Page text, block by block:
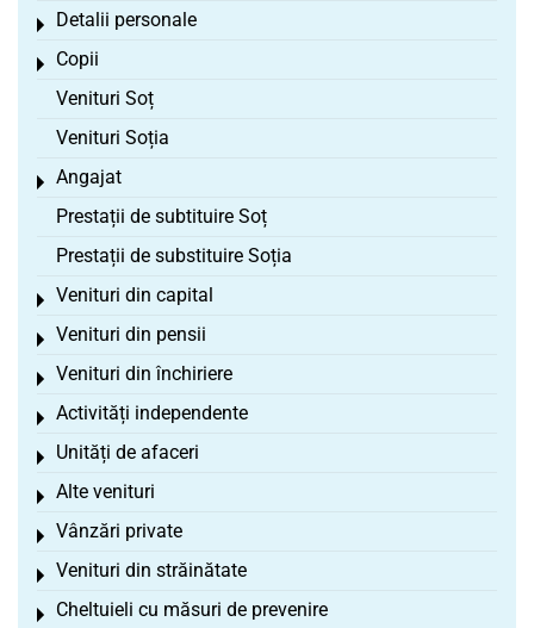
Detalii personale
Toggle menu
Copii
Toggle menu
Venituri Soț
Venituri Soția
Angajat
Toggle menu
Prestații de subtituire Soț
Prestații de substituire Soția
Venituri din capital
Toggle menu
Venituri din pensii
Toggle menu
Venituri din închiriere
Toggle menu
Activități independente
Toggle menu
Unități de afaceri
Toggle menu
Alte venituri
Toggle menu
Vânzări private
Toggle menu
Venituri din străinătate
Toggle menu
Cheltuieli cu măsuri de prevenire
Toggle menu